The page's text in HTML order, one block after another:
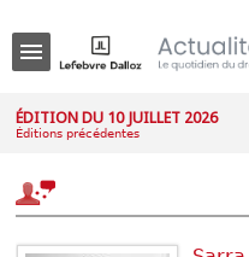
ÉDITION DU 10 JUILLET 2026
Éditions précédentes